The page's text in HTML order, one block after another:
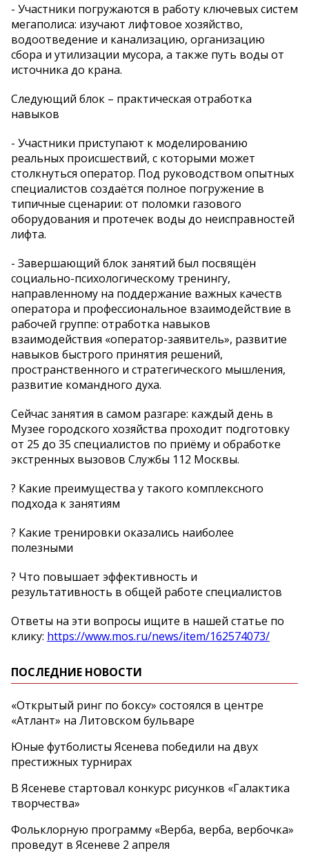
- Участники погружаются в работу ключевых систем
мегаполиса: изучают лифтовое хозяйство,
водоотведение и канализацию, организацию
сбора и утилизации мусора, а также путь воды от
источника до крана.
Следующий блок – практическая отработка
навыков
- Участники приступают к моделированию
реальных происшествий, с которыми может
столкнуться оператор. Под руководством опытных
специалистов создаётся полное погружение в
типичные сценарии: от поломки газового
оборудования и протечек воды до неисправностей
лифта.
- Завершающий блок занятий был посвящён
социально-психологическому тренингу,
направленному на поддержание важных качеств
оператора и профессиональное взаимодействие в
рабочей группе: отработка навыков
взаимодействия «оператор-заявитель», развитие
навыков быстрого принятия решений,
пространственного и стратегического мышления,
развитие командного духа.
Сейчас занятия в самом разгаре: каждый день в
Музее городского хозяйства проходит подготовку
от 25 до 35 специалистов по приёму и обработке
экстренных вызовов Службы 112 Москвы.
? Какие преимущества у такого комплексного
подхода к занятиям
? Какие тренировки оказались наиболее
полезными
? Что повышает эффективность и
результативность в общей работе специалистов
Ответы на эти вопросы ищите в нашей статье по
клику: https://www.mos.ru/news/item/162574073/
ПОСЛЕДНИЕ НОВОСТИ
«Открытый ринг по боксу» состоялся в центре
«Атлант» на Литовском бульваре
Юные футболисты Ясенева победили на двух
престижных турнирах
В Ясеневе стартовал конкурс рисунков «Галактика
творчества»
Фольклорную программу «Верба, верба, вербочка»
проведут в Ясеневе 2 апреля